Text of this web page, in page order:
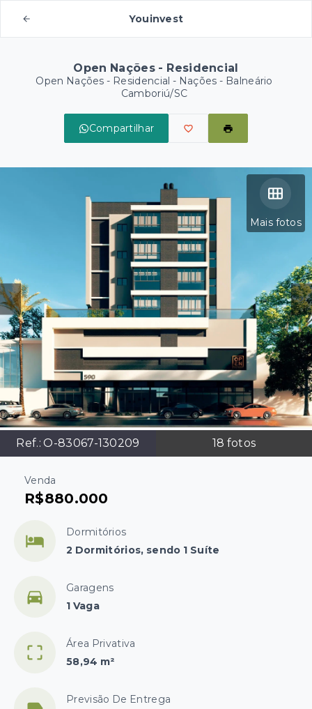
Youinvest
Open Nações - Residencial
Open Nações - Residencial - Nações - Balneário
Camboriú/SC
Compartilhar
Mais fotos
Ref.:O-83067-130209 18 fotos
Venda
R$880.000
Dormitórios
2 Dormitórios, sendo 1 Suíte
Garagens
1 Vaga
Área Privativa
58,94 m²
Previsão De Entrega